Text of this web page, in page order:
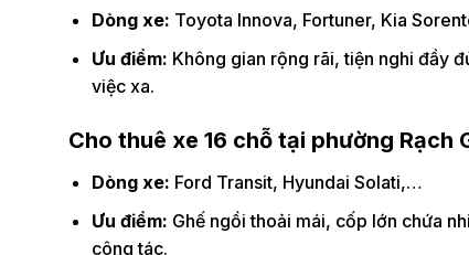
Dòng xe: Toyota Innova, Fortuner, Kia
Ưu điểm: Không gian rộng rãi, tiện nghi đầy
việc xa.
Cho thuê xe 16 chỗ tại phường Rạch
Dòng xe: Ford Transit, Hyundai Solati,…
Ưu điểm: Ghế ngồi thoải mái, cốp lớn chứa
công tác.